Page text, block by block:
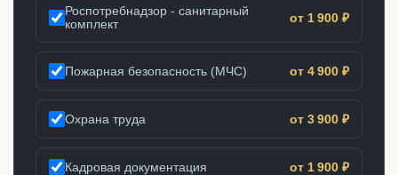
Роспотребнадзор - санитарный
комплект
от 1 900 ₽
Пожарная безопасность (МЧС) от 4 900 ₽
Охрана труда от 3 900 ₽
Кадровая документация от 1 900 ₽